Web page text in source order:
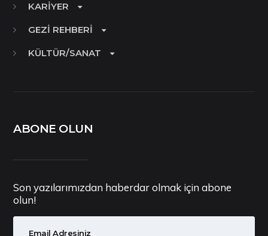
KARIYER
GEZI REHBERI
KÜLTÜR/SANAT
ABONE OLUN
Son yazılarımızdan haberdar olmak için abone
olun!